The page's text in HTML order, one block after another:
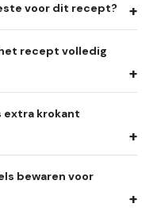
voor dit recept?
recept volledig
extra krokant
bewaren voor